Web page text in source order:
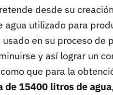
desde su
agua utilizado para
en su proceso de
y así lograr un
que para la
de 15400 litros de agua